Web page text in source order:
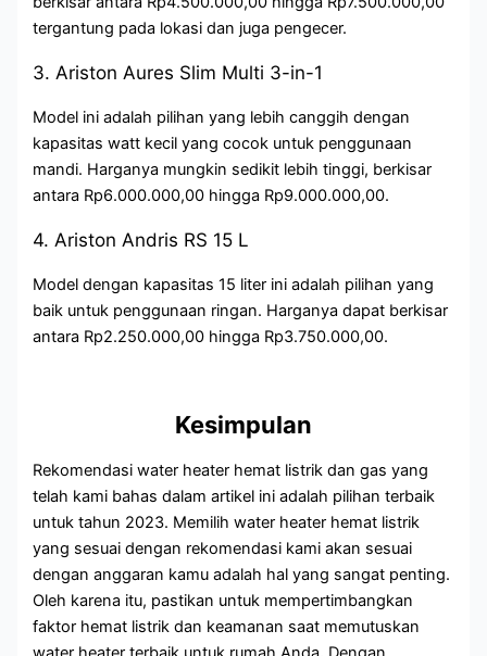
tergantung pada lokasi dan juga pengecer.
3. Ariston Aures Slim Multi 3-in-1
Model ini adalah pilihan yang lebih canggih dengan
kapasitas watt kecil yang cocok untuk penggunaan
mandi. Harganya mungkin sedikit lebih tinggi, berkisar
antara Rp6.000.000,00 hingga Rp9.000.000,00.
4. Ariston Andris RS 15 L
Model dengan kapasitas 15 liter ini adalah pilihan yang
baik untuk penggunaan ringan. Harganya dapat berkisar
antara Rp2.250.000,00 hingga Rp3.750.000,00.
Kesimpulan
Rekomendasi water heater hemat listrik dan gas yang
telah kami bahas dalam artikel ini adalah pilihan terbaik
untuk tahun 2023. Memilih water heater hemat listrik
yang sesuai dengan rekomendasi kami akan sesuai
dengan anggaran kamu adalah hal yang sangat penting.
Oleh karena itu, pastikan untuk mempertimbangkan
faktor hemat listrik dan keamanan saat memutuskan